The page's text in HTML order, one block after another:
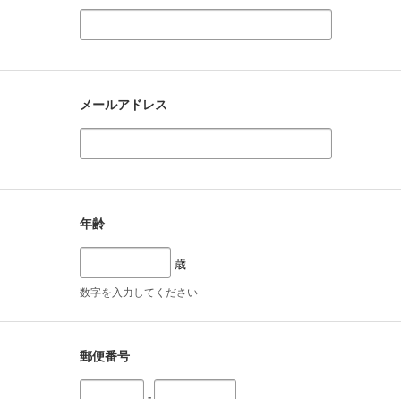
メールアドレス
年齢
歳
数字を入力してください
郵便番号